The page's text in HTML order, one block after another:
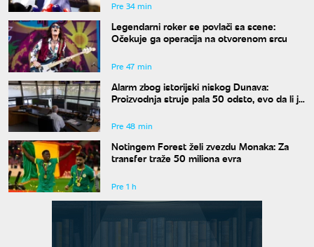
Pre 34 min
Legendarni roker se povlači sa scene:
Očekuje ga operacija na otvorenom srcu
Pre 47 min
Alarm zbog istorijski niskog Dunava:
Proizvodnja struje pala 50 odsto, evo da li je
Pre 48 min
Notingem Forest želi zvezdu Monaka: Za
transfer traže 50 miliona evra
Pre 1 h